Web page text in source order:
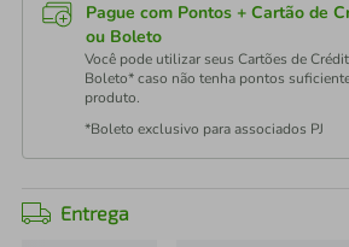
Pague com Pontos + Cartão de
ou Boleto
Você pode utilizar seus Cartões de
Boleto* caso não tenha pontos
produto.
*Boleto exclusivo para associados PJ
Entrega